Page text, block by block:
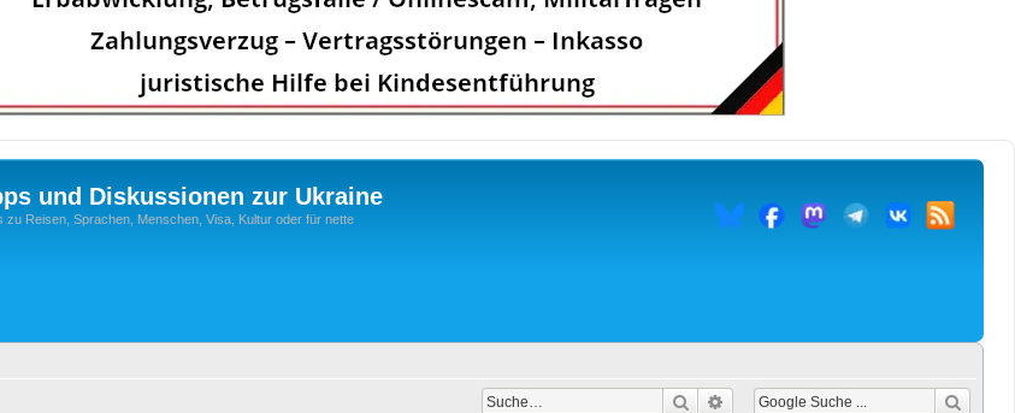
und Diskussionen zur Ukraine
Reisen, Sprachen, Menschen, Visa, Kultur oder für nette
Suche Erweiterte Suche